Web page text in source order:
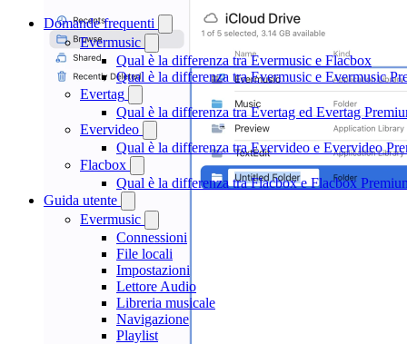
Domande frequenti
Evermusic
Qual è la differenza tra Evermusic e Flacbox
Qual è la differenza tra Evermusic e Evermusic
Evertag
Qual è la differenza tra Evertag ed Evertag
Evervideo
Qual è la differenza tra Evervideo e Evervideo
Flacbox
Qual è la differenza tra Flacbox e Flacbox
Guida utente
Evermusic
Connessioni
File locali
Impostazioni
Lettore Audio
Libreria musicale
Navigazione
Playlist